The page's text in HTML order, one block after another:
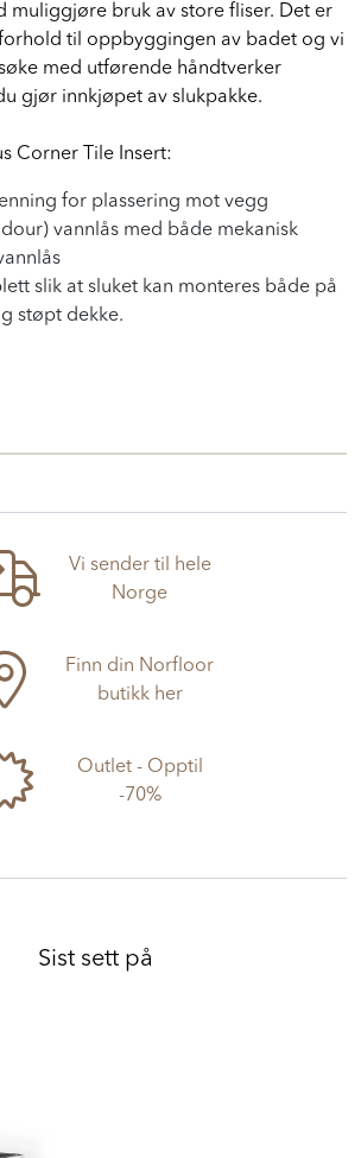
muliggjøre bruk av store fliser. Det er
til oppbyggingen av badet og vi
med utførende håndtverker
gjør innkjøpet av slukpakke.
Corner Tile Insert:
for plassering mot vegg
vannlås med både mekanisk
slik at sluket kan monteres både på
støpt dekke.
Vi sender til hele
Norge
Finn din Norfloor
butikk her
Outlet - Opptil
-70%
Sist sett på